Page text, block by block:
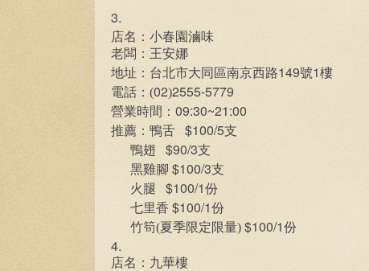
3.
店名：小春園滷味
老闆：王安娜
地址：台北市大同區南京西路149號1樓
電話：(02)2555-5779
營業時間： 09:30~21:00
推薦：鴨舌 $100/5支
鴨翅
$90/3支
黑雞腳 $100/3支
火腿
$100/1份
七里香 $100/1份
竹筍(夏季限定限量) $100/1份
4.
店名：九華樓